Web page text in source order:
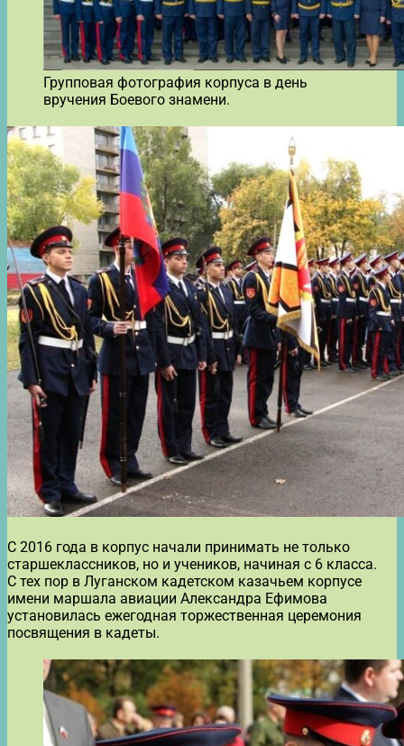
Групповая фотография корпуса в день
вручения Боевого знамени.
С 2016 года в корпус начали принимать не только
старшеклассников, но и учеников, начиная с 6 класса.
С тех пор в Луганском кадетском казачьем корпусе
имени маршала авиации Александра Ефимова
установилась ежегодная торжественная церемония
посвящения в кадеты.